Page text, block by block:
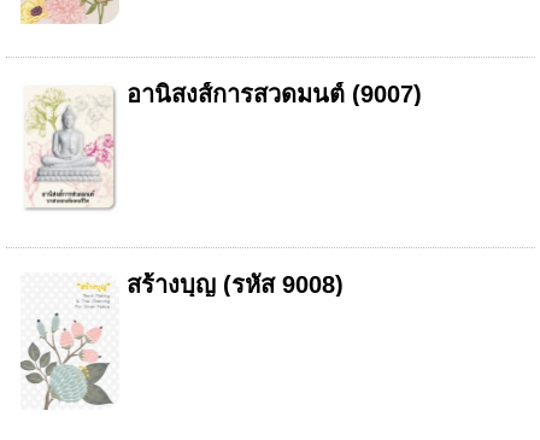
อานิสงส์การสวดมนต์ (9007)
สร้างบุญ (รหัส 9008)